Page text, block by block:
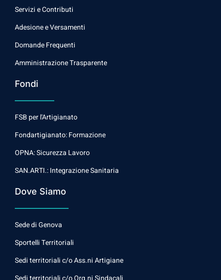
Servizi e Contributi
Adesione e Versamenti
Domande Frequenti
Amministrazione Trasparente
Fondi
FSB per l'Artigianato
Fondartigianato: Formazione
OPNA: Sicurezza Lavoro
SAN.ARTI.: Integrazione Sanitaria
Dove Siamo
Sede di Genova
Sportelli Territoriali
Sedi territoriali c/o Ass.ni Artigiane